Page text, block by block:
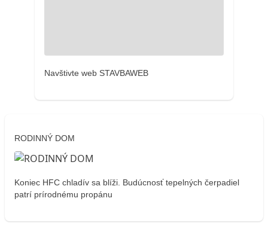
Navštivte web STAVBAWEB
RODINNÝ DOM
Koniec HFC chladív sa blíži. Budúcnosť tepelných čerpadiel
patrí prírodnému propánu